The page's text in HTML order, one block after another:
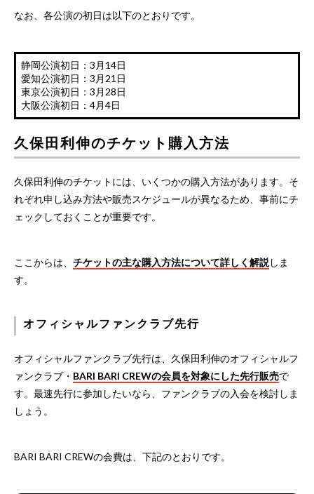
なお、各公演の初日は以下のとおりです。
静岡公演初日：3月14日
愛知公演初日：3月21日
東京公演初日：3月28日
大阪公演初日：4月4日
久保田利伸のチケット購入方法
久保田利伸のチケットには、いくつかの購入方法があります。そ
れぞれ申し込み方法や販売スケジュールが異なるため、事前にチ
ェックしておくことが重要です。
ここからは、 チケットの主な購入方法について詳しく解説しま
す。
オフィシャルファンクラブ先行
オフィシャルファンクラブ先行は、久保田利伸のオフィシャルフ
ァンクラブ・ BARI BARI CREWの会員を対象にした先行販売で
す。最速先行に参加したいなら、ファンクラブの入会を検討しま
しょう。
BARI BARI CREWの会費は、下記のとおりです。